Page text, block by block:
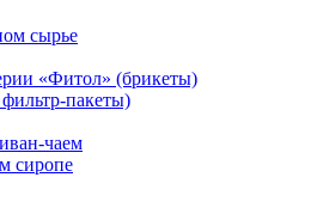
сырье
«Фитол» (брикеты)
пакеты)
чаем
сиропе